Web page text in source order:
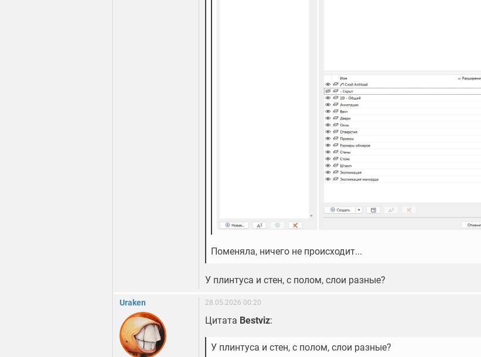
Поменяла, ничего не происходит...
У плинтуса и стен, с полом, слои разные?
Uraken 28.05.2026 00:20
Цитата Bestviz:
У плинтуса и стен, с полом, слои разные?